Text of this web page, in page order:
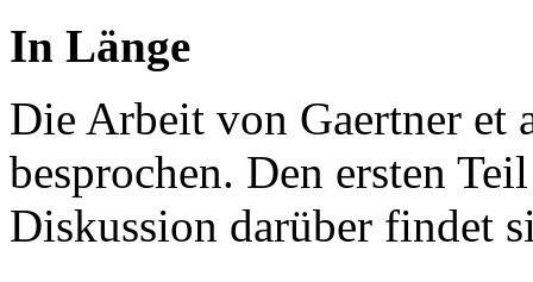
In Länge
Die Arbeit von Gaertner et
besprochen. Den ersten
Diskussion darüber findet